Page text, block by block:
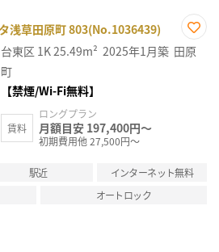
浅草田原町 803(No.1036439)
お気
に入
台東区 1K25.49m² 2025年1月築 田原
町
【禁煙/Wi-Fi無料】
賃料
ロングプラン
月額目安 197,400円～
初期費用他 27,500円～
駅近
インターネット無料
オートロック